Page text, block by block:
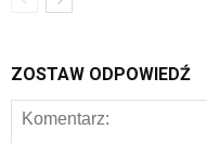
ZOSTAW ODPOWIEDŹ